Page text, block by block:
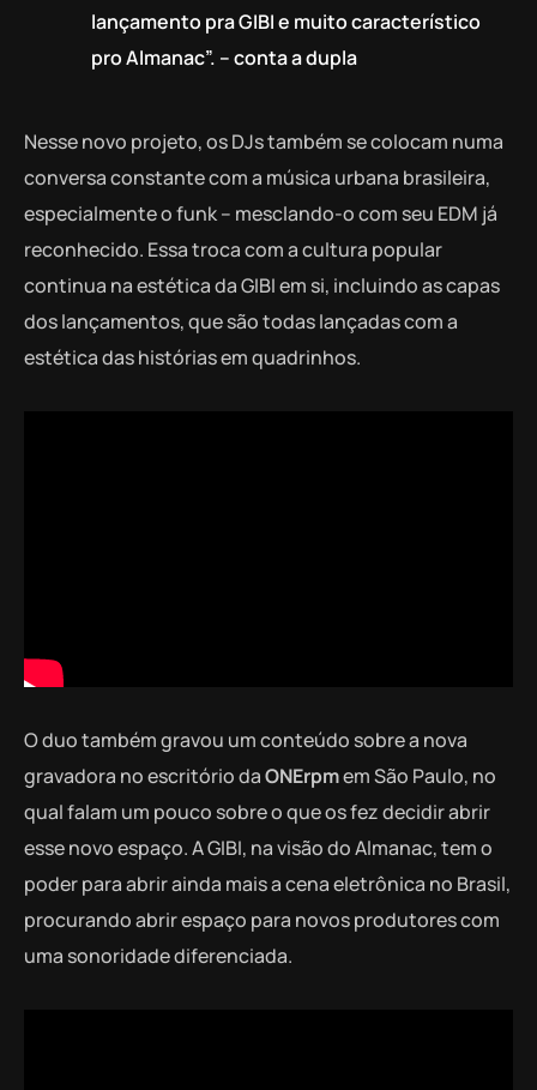
lançamento pra GIBI e muito característico
pro Almanac”. – conta a dupla
Nesse novo projeto, os DJs também se colocam numa
conversa constante com a música urbana brasileira,
especialmente o funk – mesclando-o com seu EDM já
reconhecido. Essa troca com a cultura popular
continua na estética da GIBI em si, incluindo as capas
dos lançamentos, que são todas lançadas com a
estética das histórias em quadrinhos.
O duo também gravou um conteúdo sobre a nova
gravadora no escritório daONErpmem São Paulo, no
qual falam um pouco sobre o que os fez decidir abrir
esse novo espaço. A GIBI, na visão do Almanac, tem o
poder para abrir ainda mais a cena eletrônica no Brasil,
procurando abrir espaço para novos produtores com
uma sonoridade diferenciada.